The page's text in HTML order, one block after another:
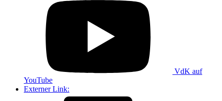
VdK auf
YouTube
Externer Link: